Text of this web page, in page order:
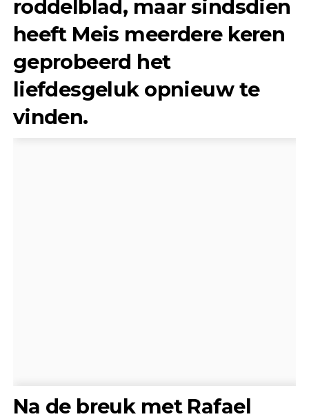
roddelblad, maar sindsdien
heeft Meis meerdere keren
geprobeerd het
liefdesgeluk opnieuw te
vinden.
Na de breuk met Rafael